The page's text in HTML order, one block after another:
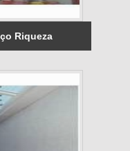
Riqueza